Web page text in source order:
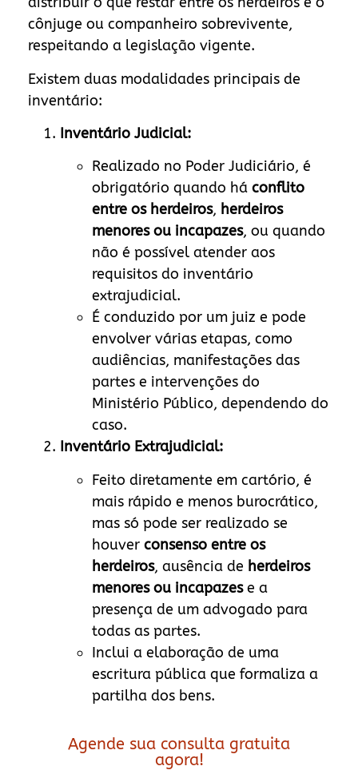
cônjuge ou companheiro sobrevivente,
respeitando a legislação vigente.
Existem duas modalidades principais de
inventário:
Inventário Judicial:
Realizado no Poder Judiciário, é
obrigatório quando há conflito
entre os herdeiros, herdeiros
menores ou incapazes, ou quando
não é possível atender aos
requisitos do inventário
extrajudicial.
É conduzido por um juiz e pode
envolver várias etapas, como
audiências, manifestações das
partes e intervenções do
Ministério Público, dependendo do
caso.
Inventário Extrajudicial:
Feito diretamente em cartório, é
mais rápido e menos burocrático,
mas só pode ser realizado se
houver consenso entre os
herdeiros, ausência de herdeiros
menores ou incapazese a
presença de um advogado para
todas as partes.
Inclui a elaboração de uma
escritura pública que formaliza a
partilha dos bens.
Agende sua consulta gratuita
agora!